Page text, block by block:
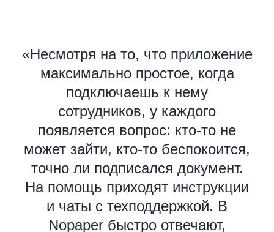
«Несмотря на то, что приложение
максимально простое, когда
подключаешь к нему
сотрудников, у каждого
появляется вопрос: кто-то не
может зайти, кто-то беспокоится,
точно ли подписался документ.
На помощь приходят инструкции
и чаты с техподдержкой. В
Nopaper быстро отвечают,